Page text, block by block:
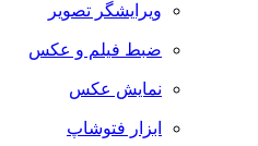
ویرایشگر تصویر
ضبط فيلم و عكس
نمایش عکس
ابزار فتوشاپ